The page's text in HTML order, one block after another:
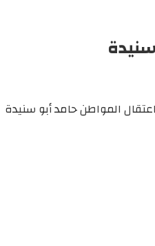
المواطن حامد أبو سنيدة